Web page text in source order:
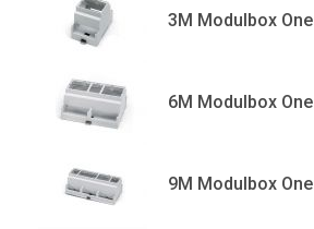
3M Modulbox One
6M Modulbox One
9M Modulbox One